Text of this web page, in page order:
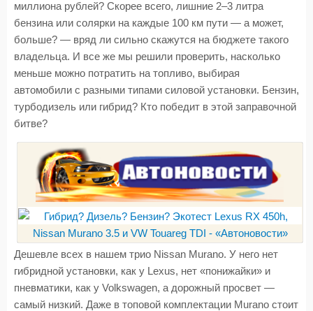
миллиона рублей? Скорее всего, лишние 2–3 литра
бензина или солярки на каждые 100 км пути — а может,
больше? — вряд ли сильно скажутся на бюджете такого
владельца. И все же мы решили проверить, насколько
меньше можно потратить на топливо, выбирая
автомобили с разными типами силовой установки. Бензин,
турбодизель или гибрид? Кто победит в этой заправочной
битве?
Дешевле всех в нашем трио Nissan Murano. У него нет
гибридной установки, как у Lexus, нет «понижайки» и
пневматики, как у Volkswagen, а дорожный просвет —
самый низкий. Даже в топовой комплектации Murano стоит